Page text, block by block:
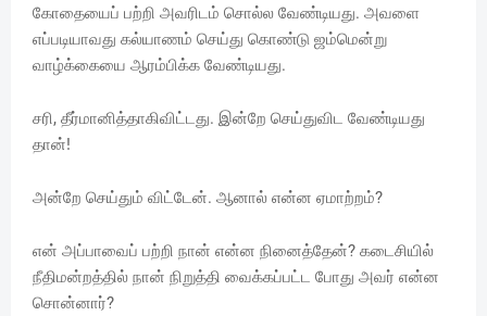
கோதையைப் பற்றி அவரிடம் சொல்ல வேண்டியது. அவளை
எப்படியாவது கல்யாணம் செய்து கொண்டு ஜம்மென்று
வாழ்க்கையை ஆரம்பிக்க வேண்டியது.
சரி, தீர்மானித்தாகிவிட்டது. இன்றே செய்துவிட வேண்டியது
தான்!
அன்றே செய்தும் விட்டேன். ஆனால் என்ன ஏமாற்றம்?
என் அப்பாவைப் பற்றி நான் என்ன நினைத்தேன்? கடைசியில்
நீதிமன்றத்தில் நான் நிறுத்தி வைக்கப்பட்ட போது அவர் என்ன
சொன்னார்?